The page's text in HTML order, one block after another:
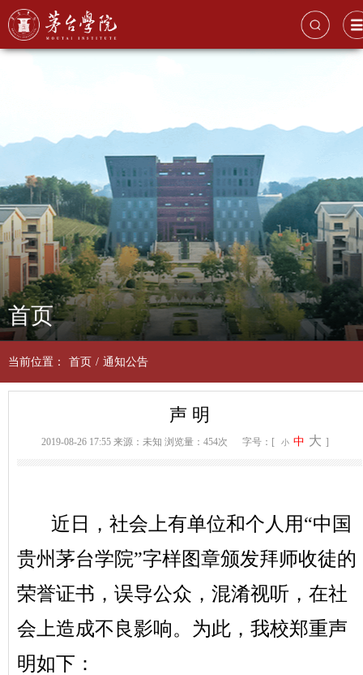
首页
当前位置： 首页 / 通知公告
声 明
2019-08-26 17:55 来源：未知 浏览量：454次 字号：[ 小 中 大 ]
近日，社会上有单位和个人用“中国
贵州茅台学院”字样图章颁发拜师收徒的
荣誉证书，误导公众，混淆视听，在社
会上造成不良影响。为此，我校郑重声
明如下：